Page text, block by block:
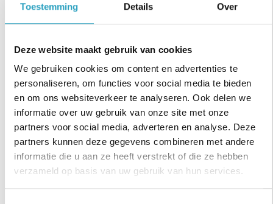
Toestemming Details Over
Deze website maakt gebruik van cookies
We gebruiken cookies om content en advertenties te
personaliseren, om functies voor social media te bieden
en om ons websiteverkeer te analyseren. Ook delen we
informatie over uw gebruik van onze site met onze
partners voor social media, adverteren en analyse. Deze
partners kunnen deze gegevens combineren met andere
informatie die u aan ze heeft verstrekt of die ze hebben
verzameld op basis van uw gebruik van hun services.
Wat neem je mee?
Een diploma Verzorgende IG.
Bij voorkeur ervaring met de doelgroep NAH.
Ervaring met complexe gedragsproblematiek
in de sector GGZ, psychiatrie of met de
doelgroep mensen met een verstandelijke
beperking of in de cognitieve revalidatie is ook
zeer welkom!
Leergierig, openstaan voor feedback, geduld